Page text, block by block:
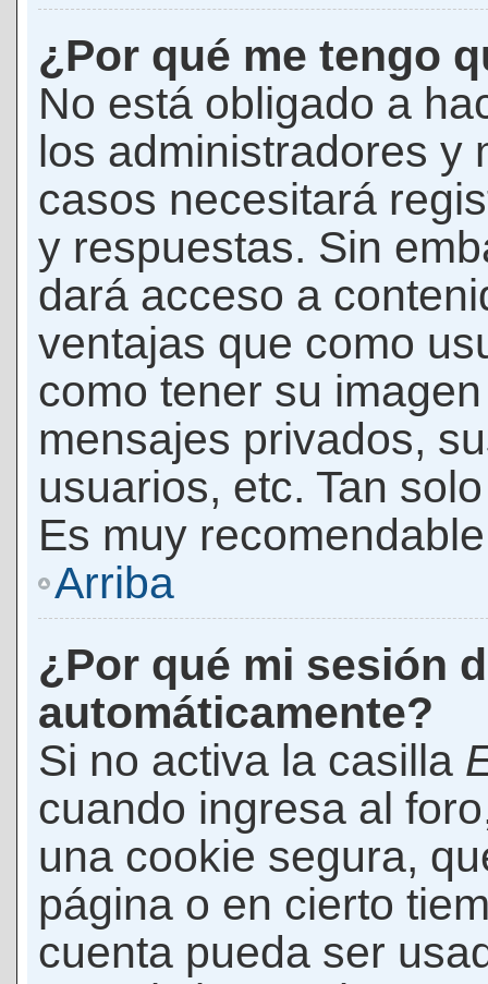
¿Por qué me tengo
No está obligado a
los administradores y
casos necesitará
y respuestas. Sin
dará acceso a
ventajas que como
como tener su
mensajes privados,
usuarios, etc. Tan
Es muy
Arriba
¿Por qué mi sesión
automáticamente?
Si no activa la casilla
cuando ingresa al
una cookie segura,
página o en cierto
cuenta pueda ser